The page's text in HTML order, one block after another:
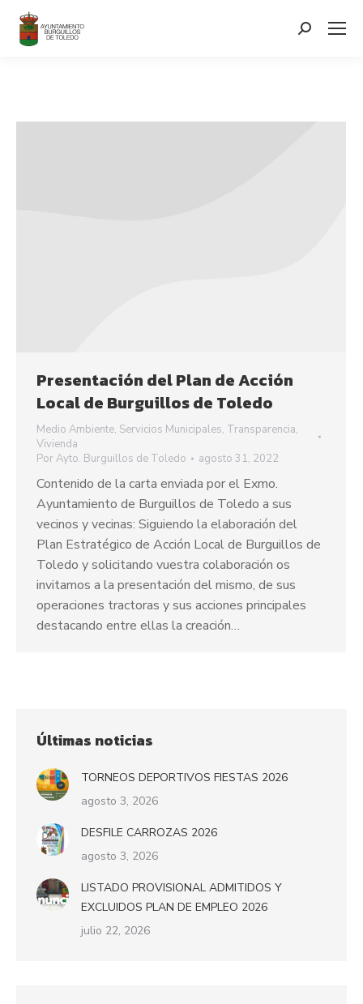
contenido
Search:
Presentación del Plan de Acción
Local de Burguillos de Toledo
Medio Ambiente, Servicios Municipales, Transparencia,
Vivienda
PorAyto. Burguillos de Toledo agosto 31, 2022
Contenido de la carta enviada por el Exmo.
Ayuntamiento de Burguillos de Toledo a sus
vecinos y vecinas: Siguiendo la elaboración del
Plan Estratégico de Acción Local de Burguillos de
Toledo y solicitando vuestra colaboración os
invitamos a la presentación del mismo, de sus
operaciones tractoras y sus acciones principales
destacando entre ellas la creación…
Últimas noticias
TORNEOS DEPORTIVOS FIESTAS 2026
agosto 3, 2026
DESFILE CARROZAS 2026
agosto 3, 2026
LISTADO PROVISIONAL ADMITIDOS Y
EXCLUIDOS PLAN DE EMPLEO 2026
julio 22, 2026